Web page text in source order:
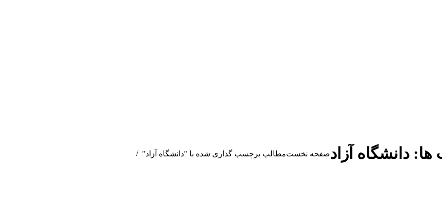
ها:دانشگاه آزادمکان شما:
صفحه نخستمطالب برچسب گذاری شده با "دانشگاه آزاد"